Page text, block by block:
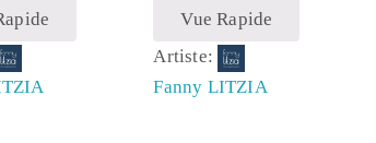
Vue Rapide
Artiste:
Fanny LITZIA